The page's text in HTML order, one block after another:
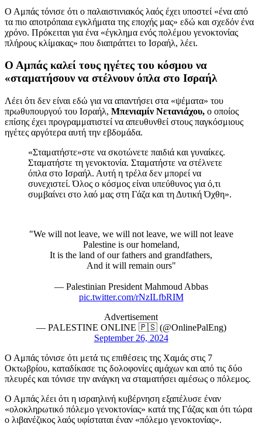
Ο Αμπάς τόνισε ότι ο παλαιστινιακός λαός έχει υποστεί «ένα από
τα πιο αποτρόπαια εγκλήματα της εποχής μας» εδώ και σχεδόν ένα
χρόνο. Πρόκειται για ένα «έγκλημα ενός πολέμου γενοκτονίας
πλήρους κλίμακας» που διαπράττει το Ισραήλ, λέει.
Ο Αμπάς καλεί τους ηγέτες του κόσμου να
«σταματήσουν να στέλνουν όπλα στο Ισραήλ
Λέει ότι δεν είναι εδώ για να απαντήσει στα «ψέματα» του
πρωθυπουργού του Ισραήλ, Μπενιαμίν Νετανιάχου, ο οποίος
επίσης έχει προγραμματιστεί να απευθυνθεί στους παγκόσμιους
ηγέτες αργότερα αυτή την εβδομάδα.
«Σταματήστε»στε να σκοτώνετε παιδιά και γυναίκες.
Σταματήστε τη γενοκτονία. Σταματήστε να στέλνετε
όπλα στο Ισραήλ. Αυτή η τρέλα δεν μπορεί να
συνεχιστεί. Όλος ο κόσμος είναι υπεύθυνος για ό,τι
συμβαίνει στο λαό μας στη Γάζα και τη Δυτική Όχθη».
"We will not leave, we will not leave, we will not leave
Palestine is our homeland,
It is the land of our fathers and grandfathers,
And it will remain ours"
— Palestinian President Mahmoud Abbas
pic.twitter.com/rNzILfbRIM
Advertisement
— PALESTINE ONLINE 🇵🇸 (@OnlinePalEng)
September 26, 2024
Ο Αμπάς τόνισε ότι μετά τις επιθέσεις της Χαμάς στις 7
Οκτωβρίου, καταδίκασε τις δολοφονίες αμάχων και από τις δύο
πλευρές και τόνισε την ανάγκη να σταματήσει αμέσως ο πόλεμος.
Ο Αμπάς λέει ότι η ισραηλινή κυβέρνηση εξαπέλυσε έναν
«ολοκληρωτικό πόλεμο γενοκτονίας» κατά της Γάζας και ότι τώρα
ο λιβανέζικος λαός υφίσταται έναν «πόλεμο γενοκτονίας».